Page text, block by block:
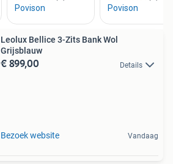
Leolux Bellice 3-Zits Bank Wol
Grijsblauw
€ 899,00 Details
Bezoek website Vandaag